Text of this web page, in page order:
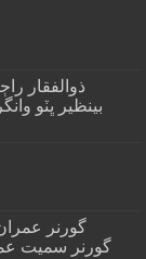
ذوالفقار
بينظير ڀٽو
گورنر سميت